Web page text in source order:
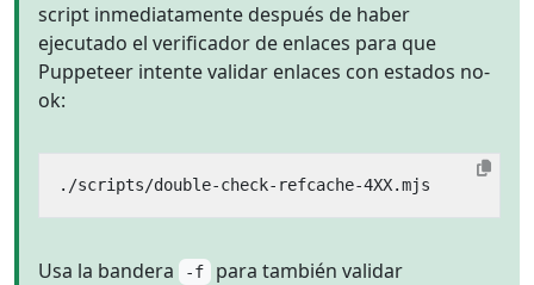
script inmediatamente después de haber
ejecutado el verificador de enlaces para que
Puppeteer intente validar enlaces con estados no-
ok:
Usa la bandera -f para también validar